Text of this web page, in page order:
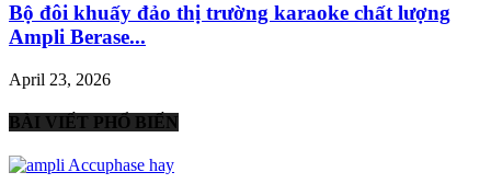
Bộ đôi khuấy đảo thị trường karaoke chất lượng
Ampli Berase...
April 23, 2026
BÀI VIẾT PHỔ BIẾN